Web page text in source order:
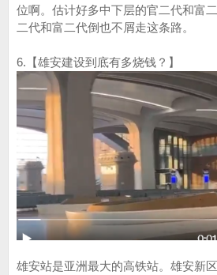
位啊。估计好多中下层的官二代和富
二代和富二代倒也不屑走这条路。
6.【雄安建设到底有多烧钱？】
雄安站是亚洲最大的高铁站。雄安新